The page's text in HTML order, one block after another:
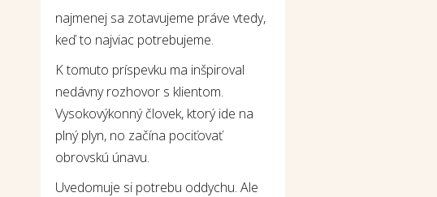
najmenej sa zotavujeme práve vtedy,
keď to najviac potrebujeme.
K tomuto príspevku ma inšpiroval
nedávny rozhovor s klientom.
Vysokovýkonný človek, ktorý ide na
plný plyn, no začína pociťovať
obrovskú únavu.
Uvedomuje si potrebu oddychu. Ale